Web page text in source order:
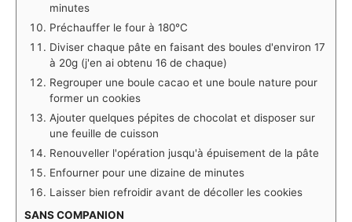
minutes
Préchauffer le four à 180°C
Diviser chaque pâte en faisant des boules d'environ 17
à 20g (j'en ai obtenu 16 de chaque)
Regrouper une boule cacao et une boule nature pour
former un cookies
Ajouter quelques pépites de chocolat et disposer sur
une feuille de cuisson
Renouveller l'opération jusqu'à épuisement de la pâte
Enfourner pour une dizaine de minutes
Laisser bien refroidir avant de décoller les cookies
SANS COMPANION